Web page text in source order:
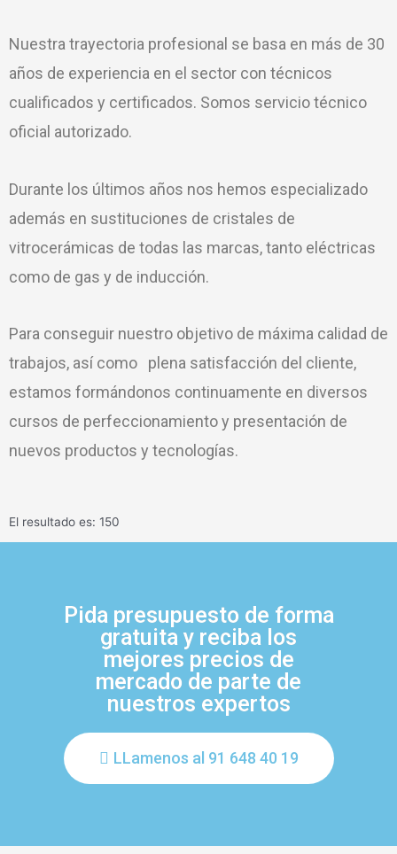
Nuestra trayectoria profesional se basa en más de 30
años de experiencia en el sector con técnicos
cualificados y certificados. Somos servicio técnico
oficial autorizado.
Durante los últimos años nos hemos especializado
además en sustituciones de cristales de
vitrocerámicas de todas las marcas, tanto eléctricas
como de gas y de inducción.
Para conseguir nuestro objetivo de máxima calidad de
trabajos, así como plena satisfacción del cliente,
estamos formándonos continuamente en diversos
cursos de perfeccionamiento y presentación de
nuevos productos y tecnologías.
El resultado es: 150
Pida presupuesto de forma
gratuita y reciba los
mejores precios de
mercado de parte de
nuestros expertos
LLamenos al 91 648 40 19